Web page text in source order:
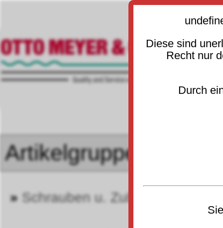
» Schrauben u. Zubehör DIN
Diese sind
Recht nur
Durch